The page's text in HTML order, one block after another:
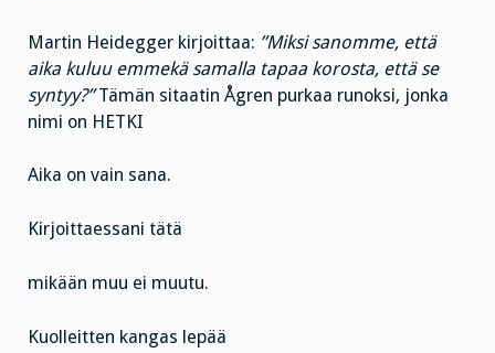
Martin Heidegger kirjoittaa: ”Miksi sanomme, että
aika kuluu emmekä samalla tapaa korosta, että se
syntyy?”Tämän sitaatin Ågren purkaa runoksi, jonka
nimi on HETKI
Aika on vain sana.
Kirjoittaessani tätä
mikään muu ei muutu.
Kuolleitten kangas lepää